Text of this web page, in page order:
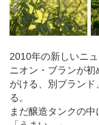
2010年の新しいニ
ニオン・ブランが
がける、別ブランド
る。
まだ醸造タンクの中